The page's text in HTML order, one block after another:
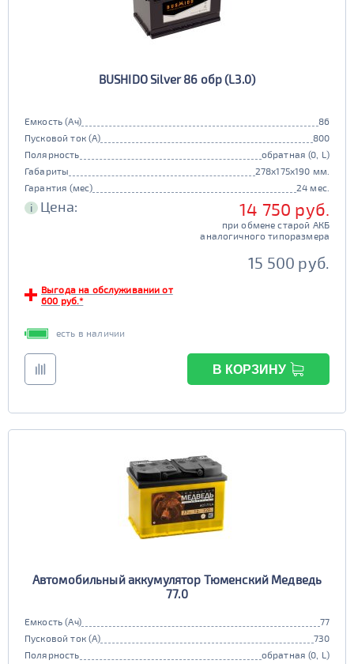
BUSHIDO Silver 86 обр (L3.0)
Емкость (Ач)
86
Пусковой ток (А)
800
Полярность
обратная (0, L)
Габариты
278x175x190 мм.
Гарантия (мес)
24 мес.
i Цена: 14 750 руб.
при обмене старой АКБ
аналогичного типоразмера
15 500 руб.
Выгода на обслуживании от
600 руб.*
есть в наличии
В КОРЗИНУ
Автомобильный аккумулятор Тюменский Медведь
77.0
Емкость (Ач)
77
Пусковой ток (А)
730
Полярность
обратная (0, L)